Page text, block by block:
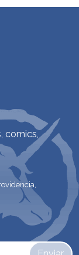
comics,